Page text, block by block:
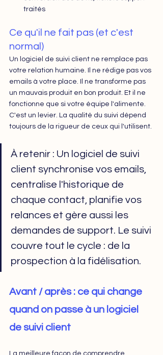
traités
Ce qu'il ne fait pas (et c'est
normal)
Un logiciel de suivi client ne remplace pas
votre relation humaine. Il ne rédige pas vos
emails à votre place. Il ne transforme pas
un mauvais produit en bon produit. Et il ne
fonctionne que si votre équipe l'alimente.
C'est un levier. La qualité du suivi dépend
toujours de la rigueur de ceux qui l'utilisent.
À retenir : Un logiciel de suivi
client synchronise vos emails,
centralise l'historique de
chaque contact, planifie vos
relances et gère aussi les
demandes de support. Le suivi
couvre tout le cycle : de la
prospection à la fidélisation.
Avant / après : ce qui change
quand on passe à un logiciel
de suivi client
La meilleure façon de comprendre